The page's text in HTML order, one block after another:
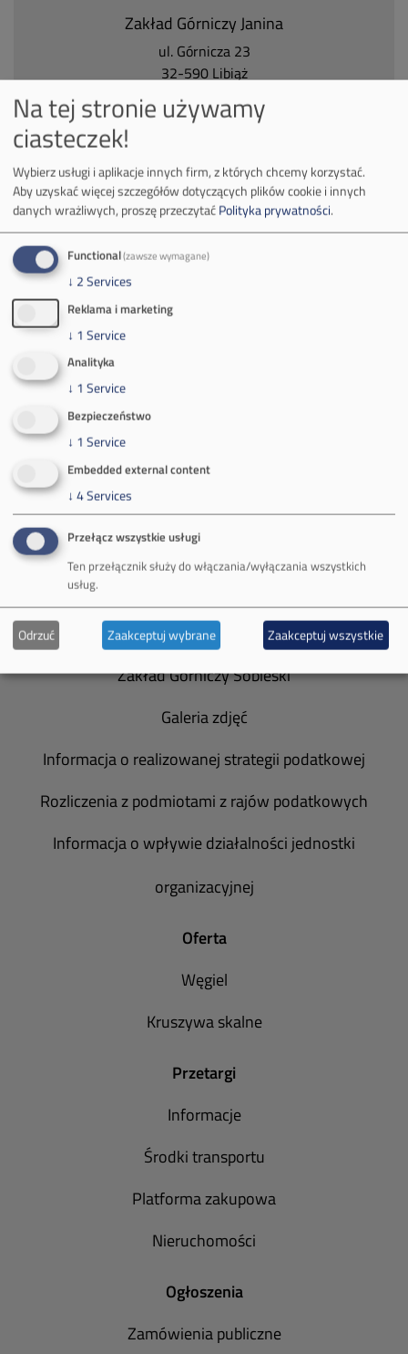
Zakład Górniczy Janina
ul. Górnicza 23
32-590 Libiąż
Tel.
+48 32 627 00 00
Zakład Górniczy Brzeszcze
32-620 Brzeszcze
tel.+48 32 716 53 00
mail:media@pkw-sa.pl
+48 32 618 56 02
(poniedziałek-piątek 7:00-15:00)
O Firmie
Władze spółki
Spółka Południowy Koncern Węglowy
Zakład Górniczy Janina
Zakład Górniczy Sobieski
Galeria zdjęć
Informacja o realizowanej strategii podatkowej
Rozliczenia z podmiotami z rajów podatkowych
Informacja o wpływie działalności jednostki
organizacyjnej
Oferta
Węgiel
Kruszywa skalne
Przetargi
Informacje
Środki transportu
Platforma zakupowa
Nieruchomości
Ogłoszenia
Zamówienia publiczne
Na tej stronie używamy
ciasteczek!
Wybierz usługi i aplikacje innych firm, z których chcemy korzystać.
Aby uzyskać więcej szczegółów dotyczących plików cookie i innych
danych wrażliwych, proszę przeczytaćPolityka prywatności.
Functional(zawsze wymagane)
↓ 2Services
Reklama i marketing
↓ 1 Service
Analityka
↓ 1 Service
Bezpieczeństwo
↓ 1 Service
Embedded external content
↓ 4Services
Przełącz wszystkie usługi
Ten przełącznik służy do włączania/wyłączania wszystkich
usług.
Odrzuć Zaakceptuj wybrane Zaakceptuj wszystkie